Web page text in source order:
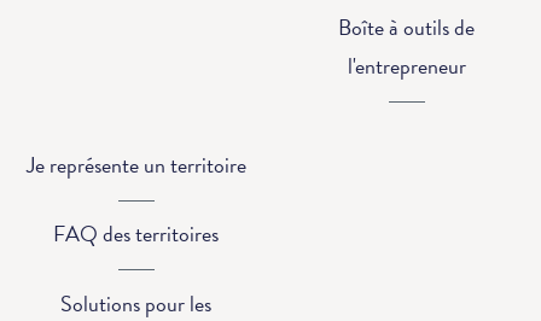
Boîte à outils de
l'entrepreneur
Je représente un territoire
FAQ des territoires
Solutions pour les